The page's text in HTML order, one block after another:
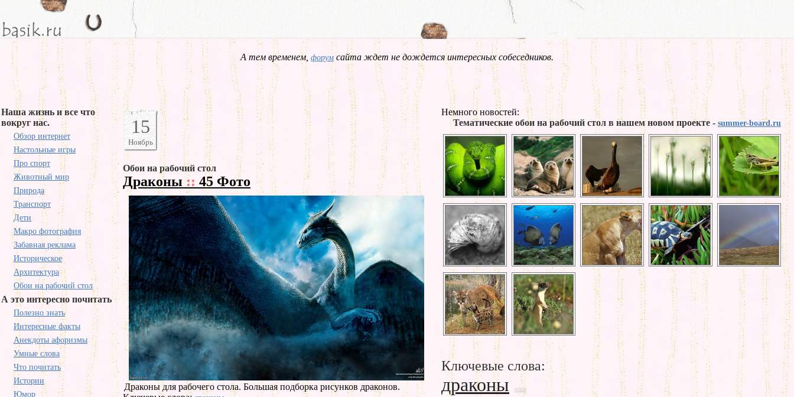
А тем временем, форум сайта ждет не дождется интересных собеседников.
Наша жизнь и все что
вокруг нас.
Обзор интернет
Настольные игры
Про спорт
Животный мир
Природа
Транспорт
Дети
Макро фотография
Забавная реклама
Историческое
Архитектура
Обои на рабочий стол
А это интересно почитать
Полезно знать
Интересные факты
Анекдоты афоризмы
Умные слова
Что почитать
Истории
Юмор
15
Ноябрь
Обои на рабочий стол
Драконы:: 45 Фото
Драконы для рабочего стола. Большая подборка рисунков драконов.
Немного новостей:
Тематические обои на рабочий стол в нашем новом проекте - summer-board.ru
Ключевые слова:
драконы обои